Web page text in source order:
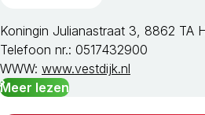
Koningin Julianastraat 3, 8862 TA
Telefoon nr.: 0517432900
WWW: www.vestdijk.nl
Meer lezen